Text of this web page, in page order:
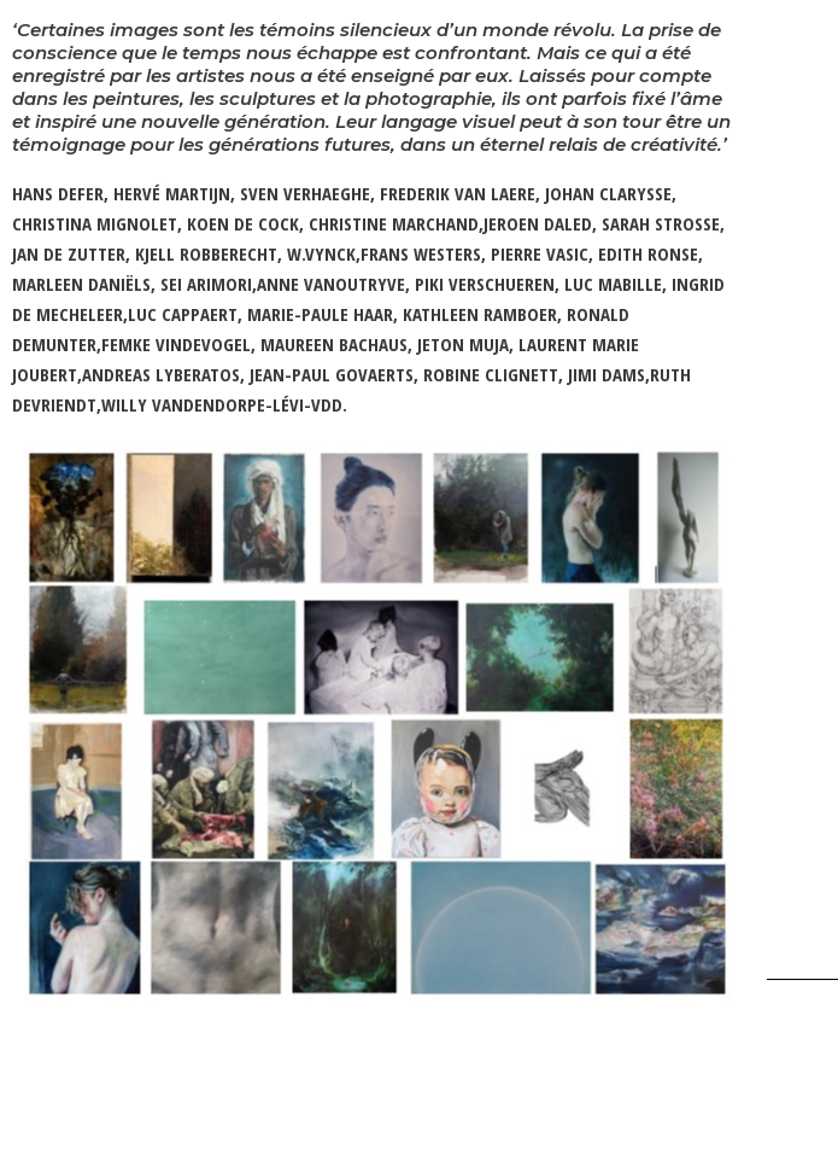
‘Certaines images sont les témoins silencieux d’un monde révolu. La prise de
conscience que le temps nous échappe est confrontant. Mais ce qui a été
enregistré par les artistes nous a été enseigné par eux. Laissés pour compte
dans les peintures, les sculptures et la photographie, ils ont parfois fixé l’âme
et inspiré une nouvelle génération. Leur langage visuel peut à son tour être un
témoignage pour les générations futures, dans un éternel relais de créativité.’
HANS DEFER, HERVÉ MARTIJN, SVEN VERHAEGHE, FREDERIK VAN LAERE, JOHAN CLARYSSE,
CHRISTINA MIGNOLET, KOEN DE COCK, CHRISTINE MARCHAND,JEROEN DALED, SARAH STROSSE,
JAN DE ZUTTER, KJELL ROBBERECHT, W.VYNCK,FRANS WESTERS, PIERRE VASIC, EDITH RONSE,
MARLEEN DANIËLS, SEI ARIMORI,ANNE VANOUTRYVE, PIKI VERSCHUEREN, LUC MABILLE, INGRID
DE MECHELEER,LUC CAPPAERT, MARIE-PAULE HAAR, KATHLEEN RAMBOER, RONALD
DEMUNTER,FEMKE VINDEVOGEL, MAUREEN BACHAUS, JETON MUJA, LAURENT MARIE
JOUBERT,ANDREAS LYBERATOS, JEAN-PAUL GOVAERTS, ROBINE CLIGNETT, JIMI DAMS,RUTH
DEVRIENDT,WILLY VANDENDORPE-LÉVI-VDD.